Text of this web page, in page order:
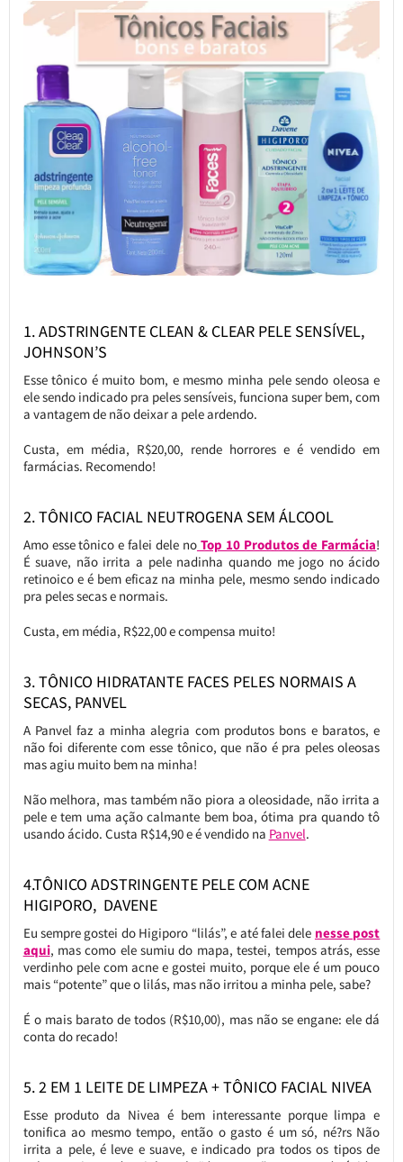
1. ADSTRINGENTE CLEAN & CLEAR PELE SENSÍVEL,
JOHNSON’S
Esse tônico é muito bom, e mesmo minha pele sendo oleosa e
ele sendo indicado pra peles sensíveis, funciona super bem, com
a vantagem de não deixar a pele ardendo.
Custa, em média, R$20,00, rende horrores e é vendido em
farmácias. Recomendo!
2. TÔNICO FACIAL NEUTROGENA SEM ÁLCOOL
Amo esse tônico e falei dele noTop 10 Produtos de Farmácia!
É suave, não irrita a pele nadinha quando me jogo no ácido
retinoico e é bem eficaz na minha pele, mesmo sendo indicado
pra peles secas e normais.
Custa, em média, R$22,00 e compensa muito!
3. TÔNICO HIDRATANTE FACES PELES NORMAIS A
SECAS, PANVEL
A Panvel faz a minha alegria com produtos bons e baratos, e
não foi diferente com esse tônico, que não é pra peles oleosas
mas agiu muito bem na minha!
Não melhora, mas também não piora a oleosidade, não irrita a
pele e tem uma ação calmante bem boa, ótima pra quando tô
usando ácido. Custa R$14,90 e é vendido na Panvel.
4.TÔNICO ADSTRINGENTE PELE COM ACNE
HIGIPORO, DAVENE
Eu sempre gostei do Higiporo “lilás”, e até falei dele nesse post
aqui, mas como ele sumiu do mapa, testei, tempos atrás, esse
verdinho pele com acne e gostei muito, porque ele é um pouco
mais “potente” que o lilás, mas não irritou a minha pele, sabe?
É o mais barato de todos (R$10,00), mas não se engane: ele dá
conta do recado!
5. 2 EM 1 LEITE DE LIMPEZA + TÔNICO FACIAL NIVEA
Esse produto da Nivea é bem interessante porque limpa e
tonifica ao mesmo tempo, então o gasto é um só, né?rs Não
irrita a pele, é leve e suave, e indicado pra todos os tipos de